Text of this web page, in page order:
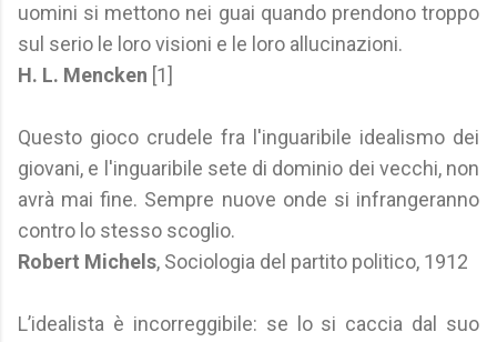
uomini si mettono nei guai quando prendono troppo
sul serio le loro visioni e le loro allucinazioni.
H. L. Mencken [1]
Questo gioco crudele fra l'inguaribile idealismo dei
giovani, e l'inguaribile sete di dominio dei vecchi, non
avrà mai fine. Sempre nuove onde si infrangeranno
contro lo stesso scoglio.
Robert Michels, Sociologia del partito politico, 1912
L’idealista è incorreggibile: se lo si caccia dal suo